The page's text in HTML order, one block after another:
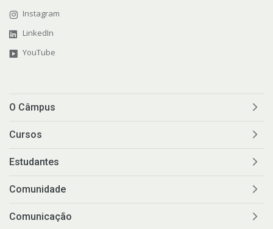
Instagram
LinkedIn
YouTube
O Câmpus
Cursos
Estudantes
Comunidade
Comunicação